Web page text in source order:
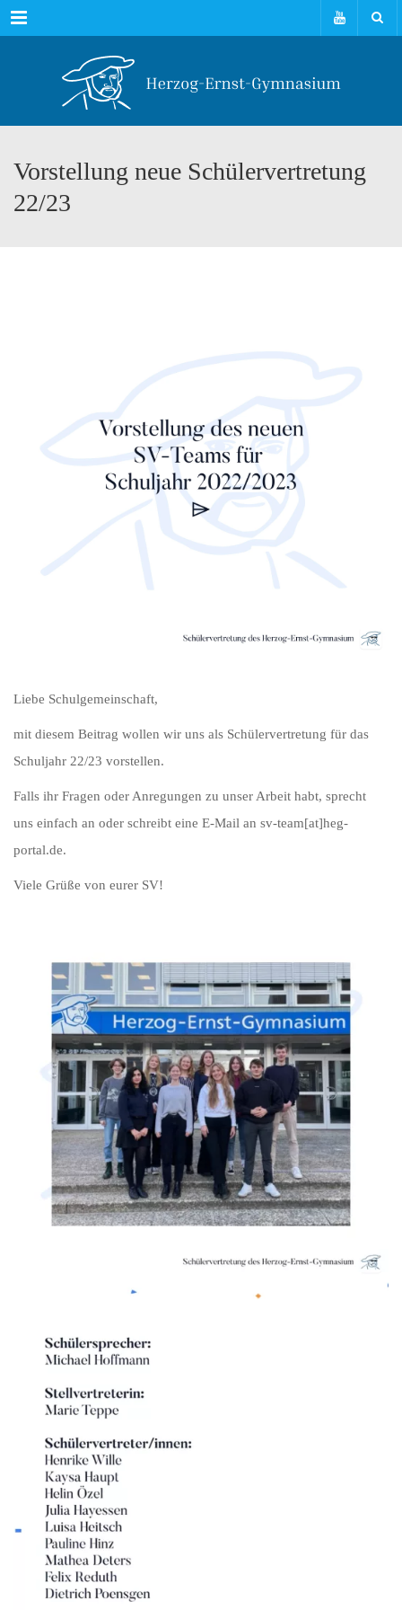
Menu
Vorstellung neue Schülervertretung
22/23
Liebe Schulgemeinschaft,
mit diesem Beitrag wollen wir uns als Schülervertretung für das
Schuljahr 22/23 vorstellen.
Falls ihr Fragen oder Anregungen zu unser Arbeit habt, sprecht
uns einfach an oder schreibt eine E-Mail an sv-team[at]heg-
portal.de.
Viele Grüße von eurer SV!